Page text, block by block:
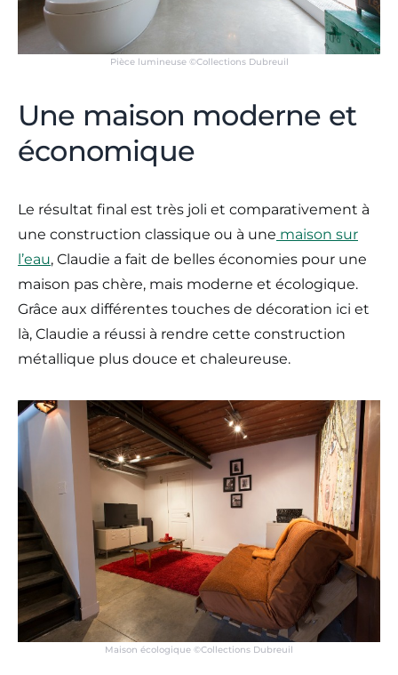
Pièce lumineuse ©Collections Dubreuil
Une maison moderne et
économique
Le résultat final est très joli et comparativement à
une construction classique ou à une maison sur
l’eau, Claudie a fait de belles économies pour une
maison pas chère, mais moderne et écologique.
Grâce aux différentes touches de décoration ici et
là, Claudie a réussi à rendre cette construction
métallique plus douce et chaleureuse.
Maison écologique ©Collections Dubreuil